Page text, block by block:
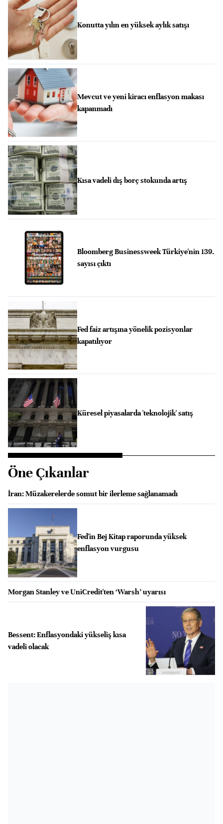
Konutta yılın en yüksek aylık satışı
Mevcut ve yeni kiracı enflasyon makası
kapanmadı
Kısa vadeli dış borç stokunda artış
Bloomberg Businessweek Türkiye'nin 139.
sayısı çıktı
Fed faiz artışına yönelik pozisyonlar
kapatılıyor
Küresel piyasalarda 'teknolojik' satış
Öne Çıkanlar
İran: Müzakerelerde somut bir ilerleme sağlanamadı
Fed'in Bej Kitap raporunda yüksek
enflasyon vurgusu
Morgan Stanley ve UniCredit'ten ‘Warsh’ uyarısı
Bessent: Enflasyondaki yükseliş kısa
vadeli olacak